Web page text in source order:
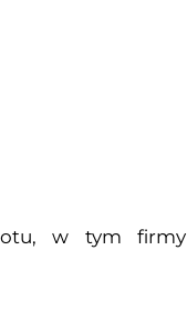
w tym firmy